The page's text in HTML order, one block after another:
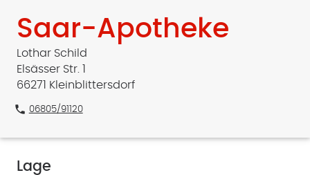
Saar-Apotheke
Lothar Schild
Elsässer Str. 1
66271 Kleinblittersdorf
phone 06805/91120
Lage